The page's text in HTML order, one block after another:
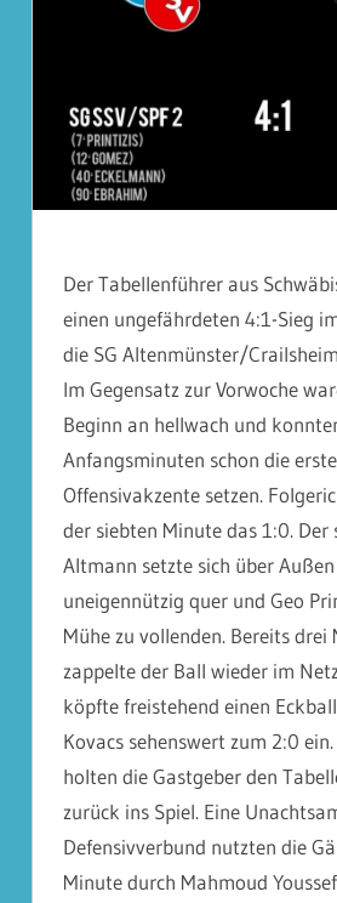
Der Tabellenführer aus
einen ungefährdeten 4:1-Sieg
die SG Altenmünster/
Im Gegensatz zur Vorwoche
Beginn an hellwach und
Anfangsminuten schon die
Offensivakzente setzen.
der siebten Minute das 1:0. Der
Altmann setzte sich über
uneigennützig quer und Geo
Mühe zu vollenden. Bereits
zappelte der Ball wieder im
köpfte freistehend einen
Kovacs sehenswert zum 2:0
holten die Gastgeber den
zurück ins Spiel. Eine
Defensivverbund nutzten die
Minute durch Mahmoud